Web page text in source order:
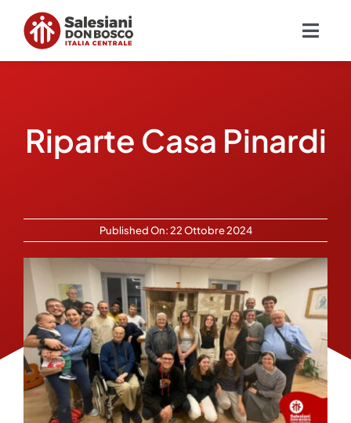
contenuto
Missione
Ambienti educativi e servizi
Contatti
Riparte Casa Pinardi
Published On: 22 Ottobre 2024